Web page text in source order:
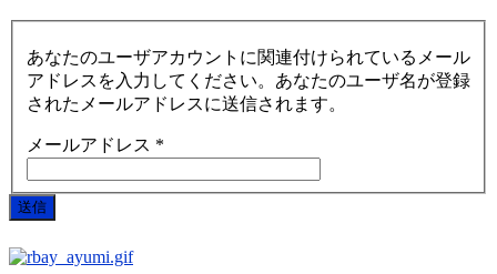
あなたのユーザアカウントに関連付けられているメール
アドレスを入力してください。あなたのユーザ名が登録
されたメールアドレスに送信されます。
メールアドレス *
送信